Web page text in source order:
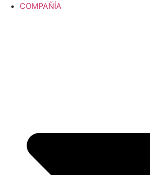
COMPAÑÍA